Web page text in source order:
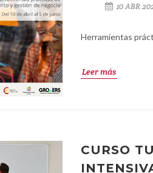
10 ABR
Herramientas
Leer más
CURSO